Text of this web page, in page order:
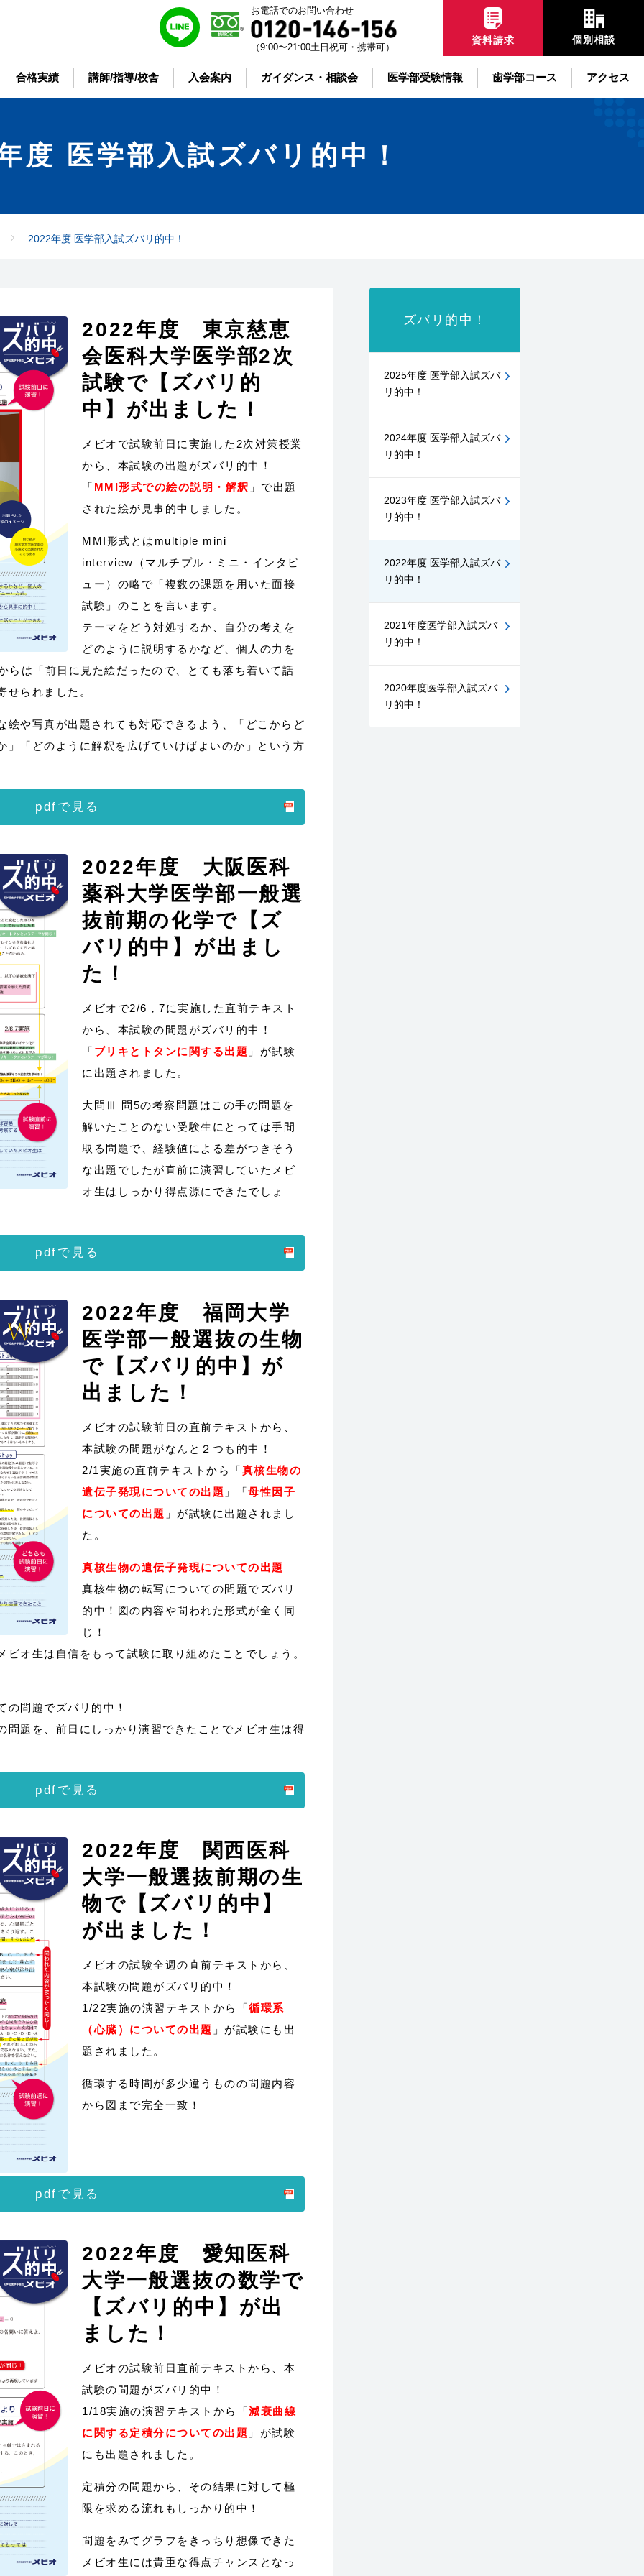
お電話でのお問い合わせ
（9:00〜21:00土日祝可・携帯可）
資料請求 個別相談
合格実績 講師/指導/校舎 入会案内 ガイダンス・相談会 医学部受験情報 歯学部コース アクセス
度 医学部入試ズバリ的中！
2022年度 医学部入試ズバリ的中！
2022年度 東京慈恵
会医科大学医学部2次
試験で【ズバリ的
中】が出ました！
メビオで試験前日に実施した2次対策授業
から、本試験の出題がズバリ的中！
「 MMI形式での絵の説明・解釈 」で出題
された絵が見事的中しました。
MMI形式とはmultiple mini
interview（マルチプル・ミニ・インタビ
ュー）の略で「複数の課題を用いた面接
試験」のことを言います。
テーマをどう対処するか、自分の考えを
どのように説明するかなど、個人の力を
らは「前日に見た絵だったので、とても落ち着いて話
せられました。
や写真が出題されても対応できるよう、「どこからど
」「どのように解釈を広げていけばよいのか」という方
pdfで見る
2022年度 大阪医科
薬科大学医学部一般選
抜前期の化学で【ズ
バリ的中】が出まし
た！
メビオで2/6，7に実施した直前テキスト
から、本試験の問題がズバリ的中！
「 ブリキとトタンに関する出題 」が試験
に出題されました。
大問Ⅲ 問5の考察問題はこの手の問題を
解いたことのない受験生にとっては手間
取る問題で、経験値による差がつきそう
な出題でしたが直前に演習していたメビ
オ生はしっかり得点源にできたでしょ
pdfで見る
2022年度 福岡大学
医学部一般選抜の生物
で【ズバリ的中】が
出ました！
メビオの試験前日の直前テキストから、
本試験の問題がなんと２つも的中！
2/1実施の直前テキストから「真核生物の
遺伝子発現についての出題 」「母性因子
についての出題 」が試験に出題されまし
た。
真核生物の遺伝子発現についての出題
真核生物の転写についての問題でズバリ
的中！図の内容や問われた形式が全く同
じ！
オ生は自信をもって試験に取り組めたことでしょう。
の問題でズバリ的中！
問題を、前日にしっかり演習できたことでメビオ生は得
pdfで見る
2022年度 関西医科
大学一般選抜前期の生
物で【ズバリ的中】
が出ました！
メビオの試験全週の直前テキストから、
本試験の問題がズバリ的中！
1/22実施の演習テキストから「循環系
（心臓）についての出題 」が試験にも出
題されました。
循環する時間が多少違うものの問題内容
から図まで完全一致！
pdfで見る
2022年度 愛知医科
大学一般選抜の数学で
【ズバリ的中】が出
ました！
メビオの試験前日直前テキストから、本
試験の問題がズバリ的中！
1/18実施の演習テキストから「減衰曲線
に関する定積分についての出題 」が試験
にも出題されました。
定積分の問題から、その結果に対して極
限を求める流れもしっかり的中！
問題をみてグラフをきっちり想像できた
メビオ生には貴重な得点チャンスとなっ
ズバリ的中！
2025年度 医学部入試ズバ
リ的中！
2024年度 医学部入試ズバ
リ的中！
2023年度 医学部入試ズバ
リ的中！
2022年度 医学部入試ズバ
リ的中！
2021年度医学部入試ズバ
リ的中！
2020年度医学部入試ズバ
リ的中！